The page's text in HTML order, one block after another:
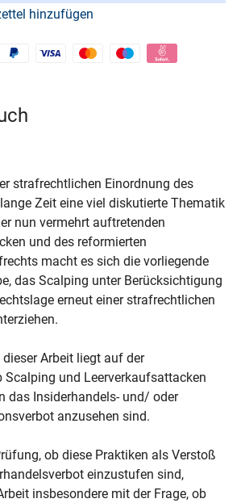
hinzufügen
strafrechtlichen Einordnung des
Zeit eine viel diskutierte Thematik
nun vermehrt auftretenden
und des reformierten
macht es sich die vorliegende
das Scalping unter Berücksichtigung
erneut einer strafrechtlichen
Arbeit liegt auf der
Scalping und Leerverkaufsattacken
das Insiderhandels- und/ oder
anzusehen sind.
ob diese Praktiken als Verstoß
einzustufen sind,
insbesondere mit der Frage, ob